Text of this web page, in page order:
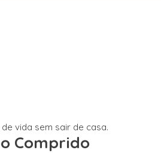
vida sem sair de casa.
Comprido